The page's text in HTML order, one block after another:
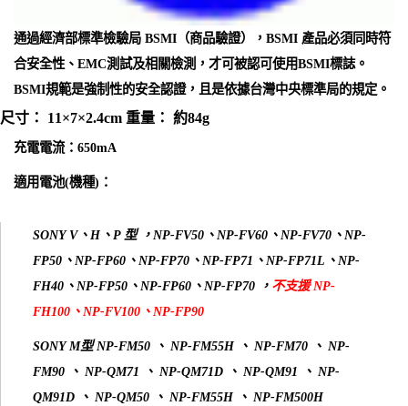
通過經濟部標準檢驗局 BSMI（商品驗證），BSMI 產品必須同時符
合安全性、EMC測試及相關檢測，才可被認可使用BSMI標誌。
BSMI規範是強制性的安全認證，且是依據台灣中央標準局的規定。
尺寸： 11×7×2.4cm 重量： 約84g
充電電流：650mA
適用電池(機種)：
SONY V、H、P 型 ，NP-FV50、NP-FV60、NP-FV70、NP-
FP50、NP-FP60、NP-FP70、NP-FP71、NP-FP71L、NP-
FH40、NP-FP50、NP-FP60、NP-FP70 ， 不支援 NP-
FH100、NP-FV100、NP-FP90
SONY M型 NP-FM50 、 NP-FM55H 、 NP-FM70 、 NP-
FM90 、 NP-QM71 、 NP-QM71D 、 NP-QM91 、 NP-
QM91D 、 NP-QM50 、 NP-FM55H 、 NP-FM500H